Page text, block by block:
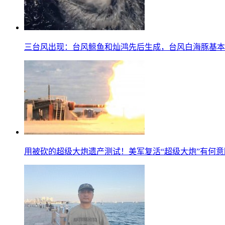
三台风出现：台风鲸鱼和灿鸿先后生成，台风白海豚基
用被砍的超级大炮遗产测试！美军复活“超级大炮”有何意